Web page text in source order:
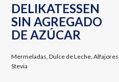
DELIKATESSEN
SIN AGREGADO
DE AZÚCAR
Mermeladas ,Dulce de Leche,
Stevia